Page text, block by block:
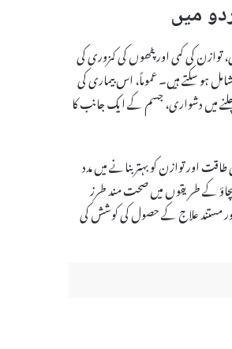
کی کمی اور پٹھوں کی کمزوری کی
ہو سکتے ہیں۔ عموماً، اس بیماری کی
چلنے میں دشواری، جسم کے ایک جانب کا
اور توازن کو بہتر بنانے میں مدد
کے طریقوں میں صحت مند طرز
مستند علاج کے حصول کی کوشش کی